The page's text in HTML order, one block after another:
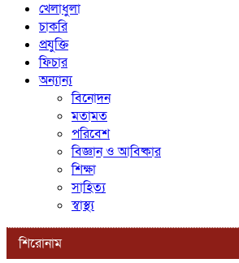
খেলাধুলা
চাকরি
প্রযুক্তি
ফিচার
অন্যান্য
বিনোদন
মতামত
পরিবেশ
বিজ্ঞান ও আবিষ্কার
শিক্ষা
সাহিত্য
স্বাস্থ্য
শিরোনাম